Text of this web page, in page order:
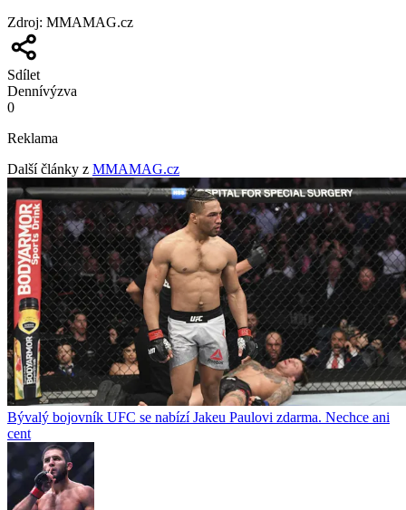
Zdroj: MMAMAG.cz
Sdílet
Dennívýzva
0
Reklama
Další články z MMAMAG.cz
Bývalý bojovník UFC se nabízí Jakeu Paulovi zdarma. Nechce ani
cent